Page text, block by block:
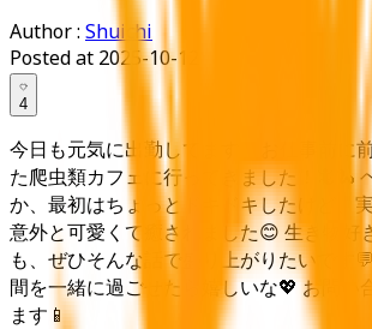
Author : Shuichi
Posted at 2025-10-12
4
今日も元気に出勤してます✨ お仕事前に
た爬虫類カフェに行ってきました！🦎🐍
か、最初はちょっとドキドキしたけど、
意外と可愛くて癒されました😊 生き物好
も、ぜひそんな話で盛り上がりたいです
間を一緒に過ごせたら嬉しいな💖 お問い
ます📱